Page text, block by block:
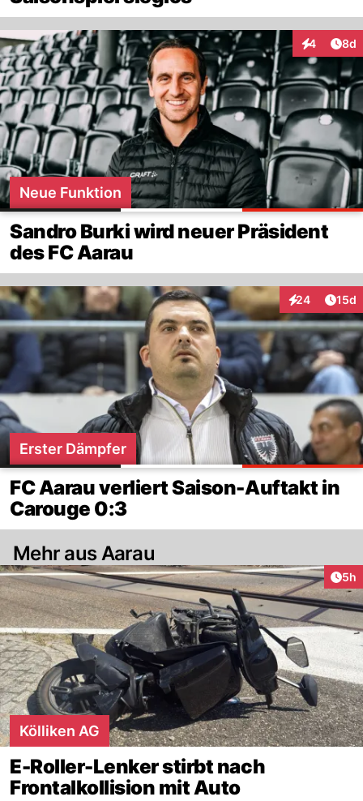
4 8d
Neue Funktion
Sandro Burki wird neuer Präsident
des FC Aarau
24
Interaktionen
15d
Erster Dämpfer
FC Aarau verliert Saison-Auftakt in
Carouge 0:3
Mehr aus Aarau
5h
Kölliken AG
E-Roller-Lenker stirbt nach
Frontalkollision mit Auto